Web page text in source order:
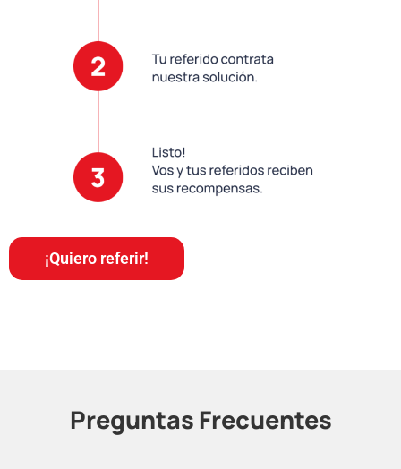
¡Quiero referir!
Preguntas Frecuentes